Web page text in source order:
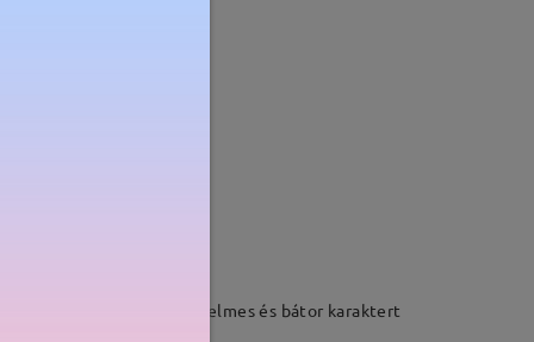
funkcionális, kényelmes és bátor karaktert